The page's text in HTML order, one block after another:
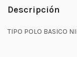
Descripción
TIPO POLO BASICO